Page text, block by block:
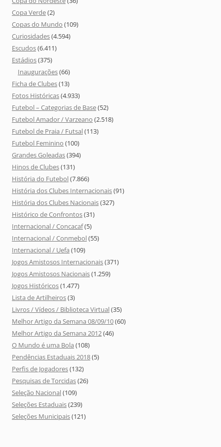
Copa Verde(2)
Copas do Mundo (109)
Curiosidades(4.594)
Escudos(6.411)
Estádios(375)
Inaugurações(66)
Ficha de Clubes(13)
Fotos Históricas(4.933)
Futebol – Categorias de Base(52)
Futebol Amador / Varzeano (2.518)
Futebol de Praia / Futsal(113)
Futebol Feminino (100)
Grandes Goleadas(394)
Hinos de Clubes(131)
História do Futebol(7.866)
História dos Clubes Internacionais(91)
História dos Clubes Nacionais(327)
Histórico de Confrontos(31)
Internacional / Concacaf(5)
Internacional / Conmebol(55)
Internacional / Uefa (109)
Jogos Amistosos Internacionais(371)
Jogos Amistosos Nacionais(1.259)
Jogos Históricos(1.477)
Lista de Artilheiros(3)
Livros / Vídeos / Biblioteca Virtual(35)
Melhor Artigo da Semana 08/09/10(60)
Melhor Artigo da Semana 2012(46)
O Mundo é uma Bola (108)
Pendências Estaduais 2018(5)
Perfis de Jogadores(132)
Pesquisas de Torcidas(26)
Seleção Nacional(109)
Seleções Estaduais(239)
Seleções Municipais(121)